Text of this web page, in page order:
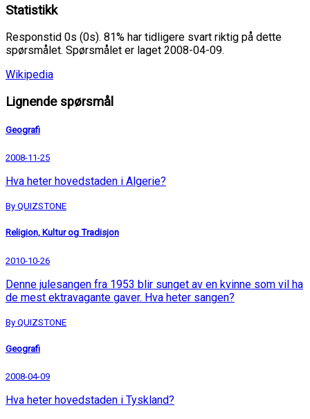
Statistikk
Responstid 0s (0s). 81% har tidligere svart riktig på dette
spørsmålet. Spørsmålet er laget 2008-04-09.
Wikipedia
Lignende spørsmål
Geografi
2008-11-25
Hva heter hovedstaden i Algerie?
By QUIZSTONE
Religion, Kultur og Tradisjon
2010-10-26
Denne julesangen fra 1953 blir sunget av en kvinne som vil ha
de mest ektravagante gaver. Hva heter sangen?
By QUIZSTONE
Geografi
2008-04-09
Hva heter hovedstaden i Tyskland?